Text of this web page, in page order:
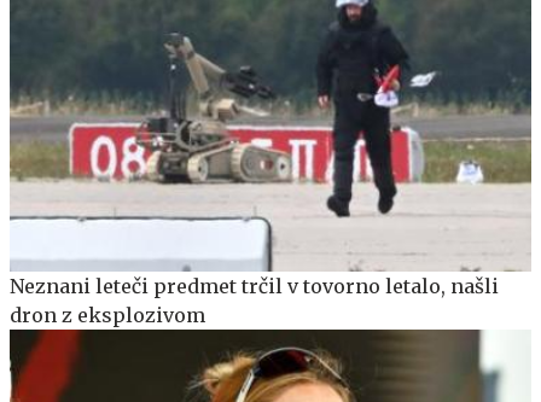
Neznani leteči predmet trčil v tovorno letalo, našli
dron z eksplozivom